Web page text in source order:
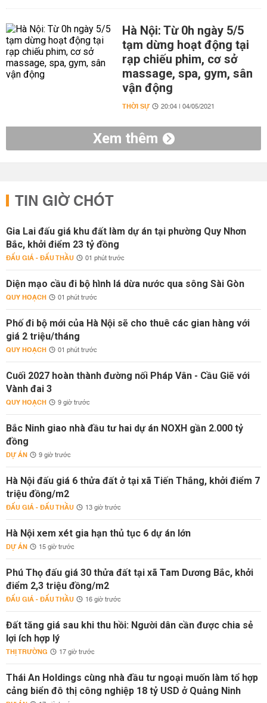
Hà Nội: Từ 0h ngày 5/5
tạm dừng hoạt động tại
rạp chiếu phim, cơ sở
massage, spa, gym, sân
vận động
THỜI SỰ 20:04 | 04/05/2021
Xem thêm
TIN GIỜ CHÓT
Gia Lai đấu giá khu đất làm dự án tại phường Quy Nhơn
Bắc, khởi điểm 23 tỷ đồng
ĐẤU GIÁ - ĐẤU THẦU 01 phút trước
Diện mạo cầu đi bộ hình lá dừa nước qua sông Sài Gòn
QUY HOẠCH 01 phút trước
Phố đi bộ mới của Hà Nội sẽ cho thuê các gian hàng với
giá 2 triệu/tháng
QUY HOẠCH 01 phút trước
Cuối 2027 hoàn thành đường nối Pháp Vân - Cầu Giẽ với
Vành đai 3
QUY HOẠCH 9 giờ trước
Bắc Ninh giao nhà đầu tư hai dự án NOXH gần 2.000 tỷ
đồng
DỰ ÁN 9 giờ trước
Hà Nội đấu giá 6 thửa đất ở tại xã Tiến Thắng, khởi điểm 7
triệu đồng/m2
ĐẤU GIÁ - ĐẤU THẦU 13 giờ trước
Hà Nội xem xét gia hạn thủ tục 6 dự án lớn
DỰ ÁN 15 giờ trước
Phú Thọ đấu giá 30 thửa đất tại xã Tam Dương Bắc, khởi
điểm 2,3 triệu đồng/m2
ĐẤU GIÁ - ĐẤU THẦU 16 giờ trước
Đất tăng giá sau khi thu hồi: Người dân cần được chia sẻ
lợi ích hợp lý
THỊ TRƯỜNG 17 giờ trước
Thái An Holdings cùng nhà đầu tư ngoại muốn làm tổ hợp
cảng biển đô thị công nghiệp 18 tỷ USD ở Quảng Ninh